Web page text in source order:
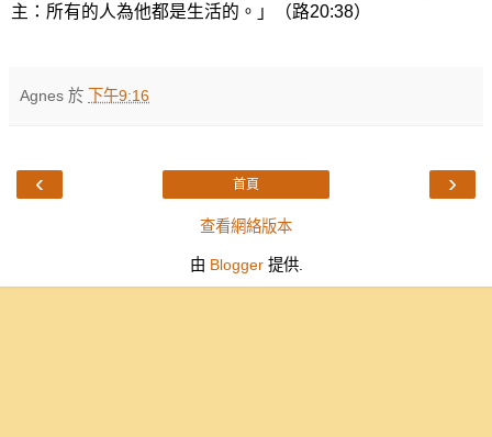
主：所有的人為他都是生活的。」（路20:38）
Agnes 於 下午9:16
‹ ›
首頁
查看網絡版本
由 Blogger提供.